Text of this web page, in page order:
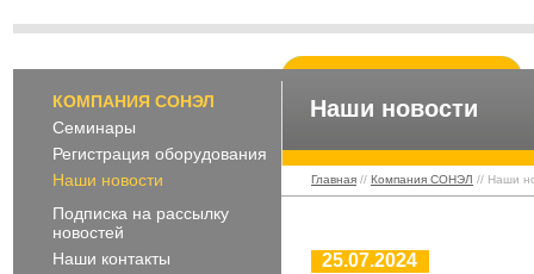
КОМПАНИЯ СОНЭЛ
Семинары
Регистрация оборудования
Наши новости
Подписка на рассылку
новостей
Наши контакты
Наши новости
Главная // Компания СОНЭЛ // Наши
25.07.2024